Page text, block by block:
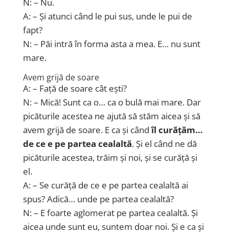
N: – Nu.
A: – Și atunci când le pui sus, unde le pui de
fapt?
N: – Păi intră în forma asta a mea. E… nu sunt
mare.
Avem grijă de soare
A: – Față de soare cât ești?
N: – Mică! Sunt ca o… ca o bulă mai mare. Dar
picăturile acestea ne ajută să stăm aicea și să
avem grijă de soare. E ca și cândîl curățăm…
de ce e pe partea cealaltă. Și el când ne dă
picăturile acestea, trăim și noi, și se curăță și
el.
A: – Se curăță de ce e pe partea cealaltă ai
spus? Adică… unde pe partea cealaltă?
N: – E foarte aglomerat pe partea cealaltă. Și
aicea unde sunt eu, suntem doar noi. Și e ca și